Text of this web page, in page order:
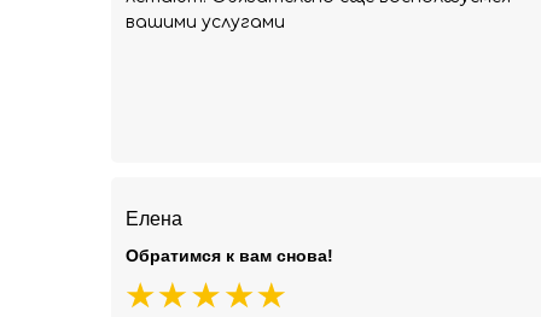
Елена
Обратимся к вам снова!
вашими услугами